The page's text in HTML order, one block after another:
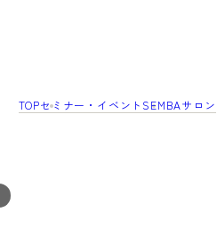
貸会議室・レンタルスペース
TOPセミナー・イベント SEMBAサロン